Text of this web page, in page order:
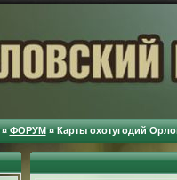
¤ ФОРУМ ¤ Карты охотугодий